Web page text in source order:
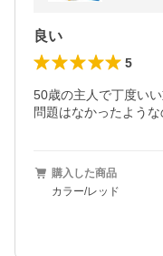
良い
5
50歳の主人で丁度い
問題はなかったよう
購入した商品
カラー/レッド